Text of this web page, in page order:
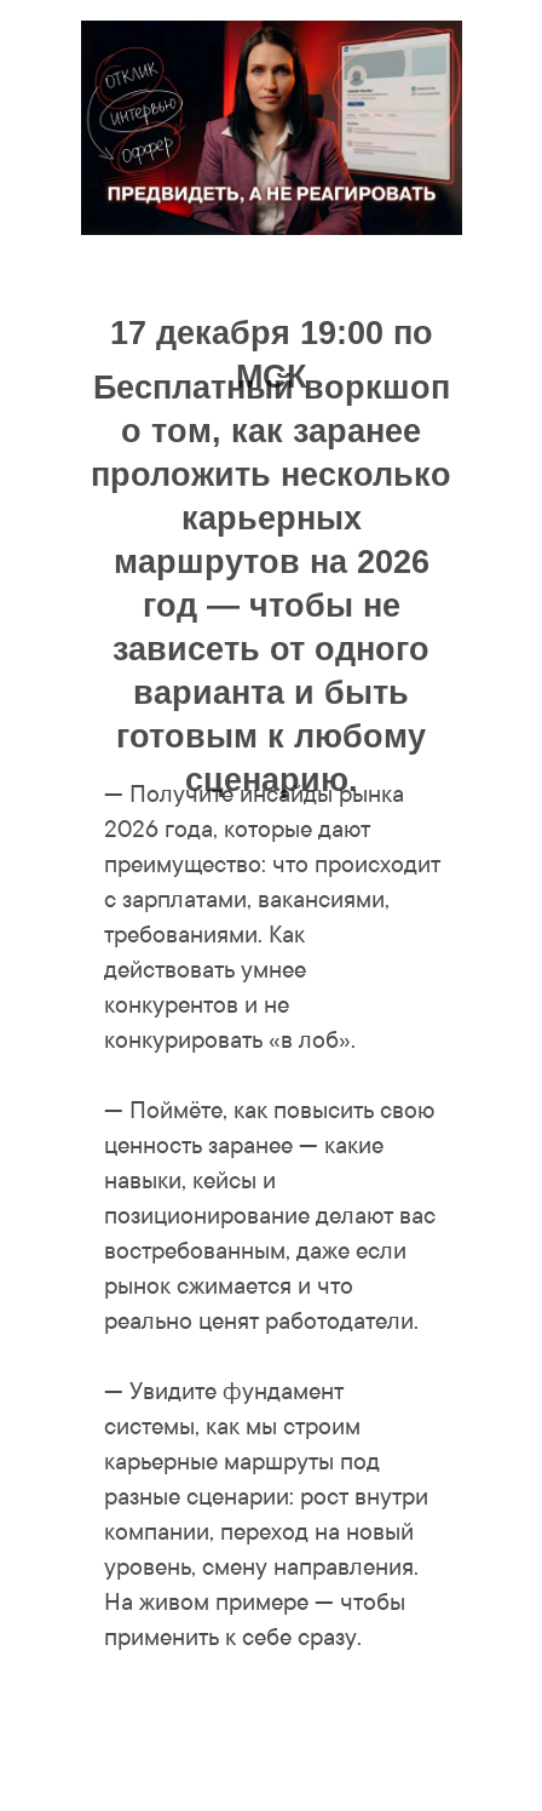
— Получите инсайды рынка
2026 года, которые дают
преимущество: что происходит
с зарплатами, вакансиями,
требованиями. Как
действовать умнее
конкурентов и не
конкурировать «в лоб».
— Поймёте, как повысить свою
ценность заранее — какие
навыки, кейсы и
позиционирование делают вас
востребованным, даже если
рынок сжимается и что
реально ценят работодатели.
— Увидите фундамент
системы, как мы строим
карьерные маршруты под
разные сценарии: рост внутри
компании, переход на новый
уровень, смену направления.
На живом примере — чтобы
применить к себе сразу.
Бесплатный воркшоп
о том, как заранее
проложить несколько
карьерных
маршрутов на 2026
год — чтобы не
зависеть от одного
варианта и быть
готовым к любому
сценарию.
17 декабря 19:00 по
МСК